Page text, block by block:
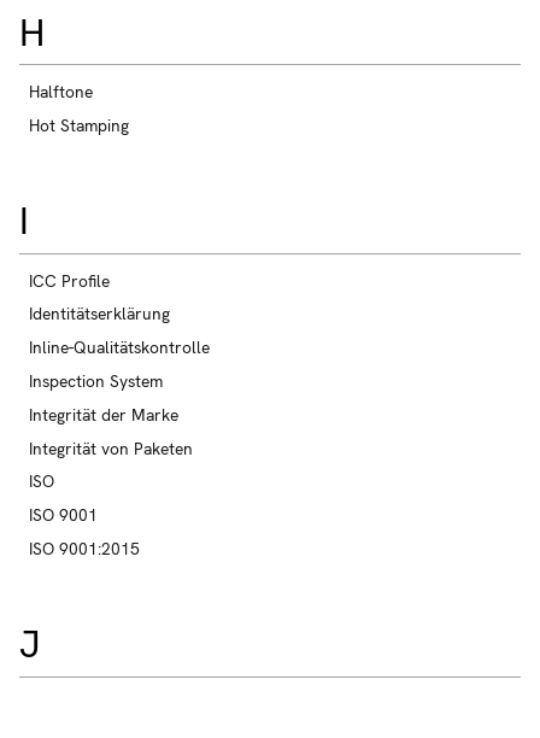
H
Halftone
Hot Stamping
I
ICC Profile
Identitätserklärung
Inline-Qualitätskontrolle
Inspection System
Integrität der Marke
Integrität von Paketen
ISO
ISO 9001
ISO 9001:2015
J